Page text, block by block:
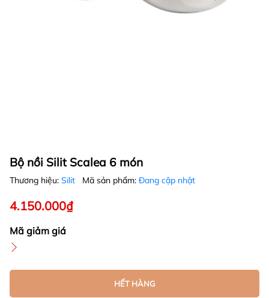
Bộ nồi Silit Scalea 6 món
Thương hiệu: Silit Mã sản phẩm: Đang cập nhật
4.150.000₫
Mã giảm giá
HẾT HÀNG